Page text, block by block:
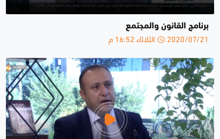
برنامج القانون والمجتمع
2020/07/21 الثلاثاء 16:52 م